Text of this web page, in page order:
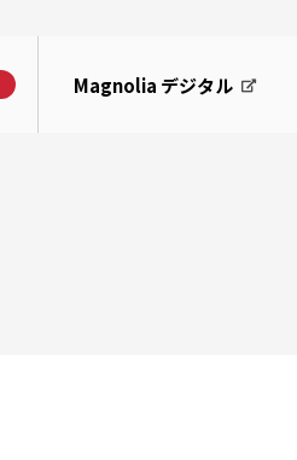
Magnolia デジタル